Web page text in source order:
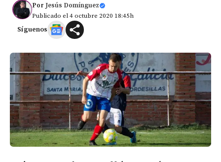
Por Jesús Domínguez
Publicado el 4 octubre 2020 18:45h
Síguenos